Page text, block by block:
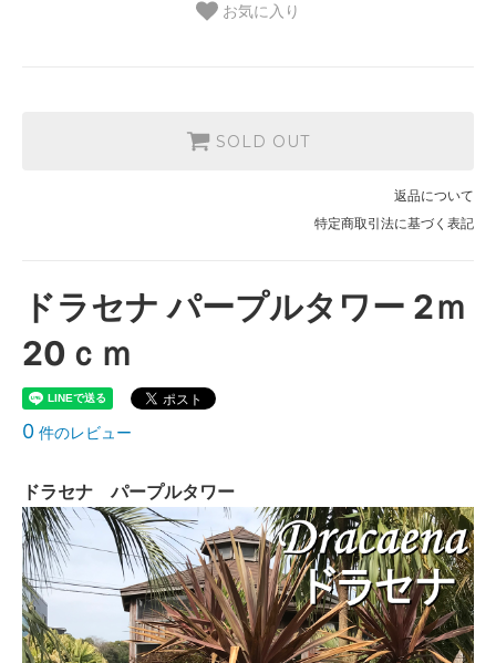
お気に入り
SOLD OUT
返品について
特定商取引法に基づく表記
ドラセナ パープルタワー 2ｍ
20ｃｍ
0 件のレビュー
ドラセナ パープルタワー